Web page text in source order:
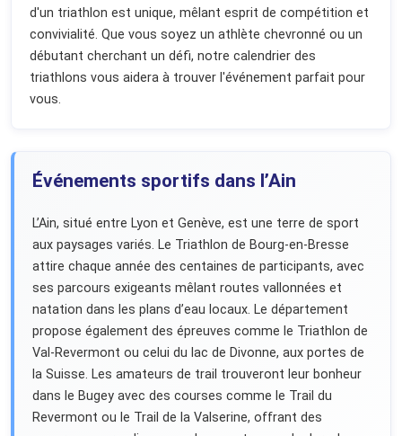
d'un triathlon est unique, mêlant esprit de compétition et
convivialité. Que vous soyez un athlète chevronné ou un
débutant cherchant un défi, notre calendrier des
triathlons vous aidera à trouver l'événement parfait pour
vous.
Événements sportifs dans l’Ain
L’Ain, situé entre Lyon et Genève, est une terre de sport
aux paysages variés. Le Triathlon de Bourg-en-Bresse
attire chaque année des centaines de participants, avec
ses parcours exigeants mêlant routes vallonnées et
natation dans les plans d’eau locaux. Le département
propose également des épreuves comme le Triathlon de
Val-Revermont ou celui du lac de Divonne, aux portes de
la Suisse. Les amateurs de trail trouveront leur bonheur
dans le Bugey avec des courses comme le Trail du
Revermont ou le Trail de la Valserine, offrant des